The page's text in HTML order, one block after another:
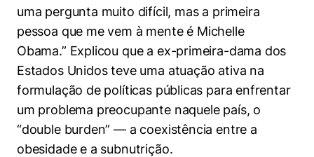
uma pergunta muito difícil, mas a primeira
pessoa que me vem à mente é Michelle
Obama.” Explicou que a ex-primeira-dama dos
Estados Unidos teve uma atuação ativa na
formulação de políticas públicas para enfrentar
um problema preocupante naquele país, o
“double burden” — a coexistência entre a
obesidade e a subnutrição.